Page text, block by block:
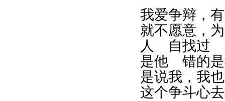
我爱争辩，
就不愿意，
人 自找过
是他 错的是
是说我，我
这个争斗心